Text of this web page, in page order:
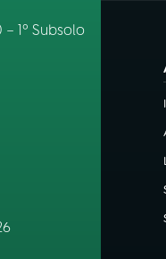
1º Subsolo